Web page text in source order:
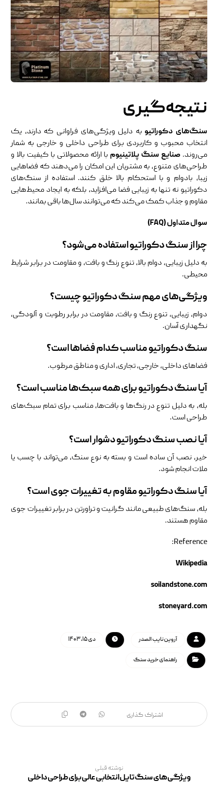
نتیجه‌گیری
سنگ‌های دکوراتیوبه دلیل ویژگی‌های فراوانی که دارند، یک
انتخاب محبوب و کاربردی برای طراحی داخلی و خارجی به شمار
می‌روند. صنایع سنگ پلاتینیوم با ارائه محصولاتی با کیفیت بالا و
طراحی‌های متنوع، به مشتریان این امکان را می‌دهند که فضاهایی
زیبا، بادوام و با استحکام بالا خلق کنند. استفاده از سنگ‌های
دکوراتیو نه تنها به زیبایی فضا می‌افزاید، بلکه به ایجاد محیط‌هایی
مقاوم و جذاب کمک می‌کند که می‌توانند سال‌ها باقی بمانند.
سوال متداول (FAQ)
چرا از سنگ دکوراتیو استفاده می‌شود؟
به دلیل زیبایی، دوام بالا، تنوع رنگ و بافت، و مقاومت در برابر شرایط
محیطی.
ویژگی‌های مهم سنگ دکوراتیو چیست؟
دوام، زیبایی، تنوع رنگ و بافت، مقاومت در برابر رطوبت و آلودگی،
نگهداری آسان.
سنگ دکوراتیو مناسب کدام فضاها است؟
فضاهای داخلی، خارجی، تجاری، اداری و مناطق مرطوب.
آیا سنگ دکوراتیو برای همه سبک‌ها مناسب است؟
بله، به دلیل تنوع در رنگ‌ها و بافت‌ها، مناسب برای تمام سبک‌های
طراحی است.
آیا نصب سنگ دکوراتیو دشوار است؟
خیر، نصب آن ساده است و بسته به نوع سنگ، می‌تواند با چسب یا
ملات انجام شود.
آیا سنگ دکوراتیو مقاوم به تغییرات جوی است؟
بله، سنگ‌های طبیعی مانند گرانیت و تراورتن در برابر تغییرات جوی
مقاوم هستند.
Reference:
Wikipedia
soilandstone.com
stoneyard.com
آروین نایب الصدر دی ۱۵, ۱۴۰۳
راهنمای خرید سنگ
نوشته قبلی
ویژگی‌های سنگ تایل انتخابی عالی برای طراحی داخلی